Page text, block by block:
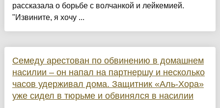
рассказала о борьбе с волчанкой и лейкемией.
"Извините, я хочу ...
Семеду арестован по обвинению в домашнем
насилии – он напал на партнершу и несколько
часов удерживал дома. Защитник «Аль-Хора»
уже сидел в тюрьме и обвинялся в насилии